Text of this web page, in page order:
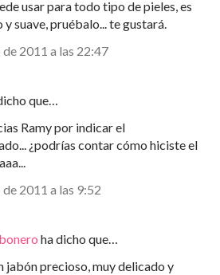
usar para todo tipo de pieles, es
y suave, pruébalo... te gustará.
2011 a las 22:47
que…
Ramy por indicar el
¿podrías contar cómo hiciste el
2011 a las 9:52
ha dicho que…
jabón precioso, muy delicado y